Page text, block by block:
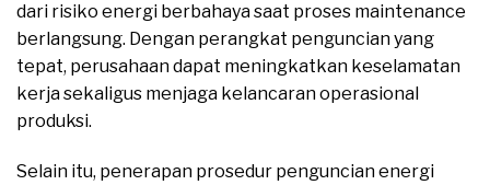
dari risiko energi berbahaya saat proses maintenance
berlangsung. Dengan perangkat penguncian yang
tepat, perusahaan dapat meningkatkan keselamatan
kerja sekaligus menjaga kelancaran operasional
produksi.
Selain itu, penerapan prosedur penguncian energi